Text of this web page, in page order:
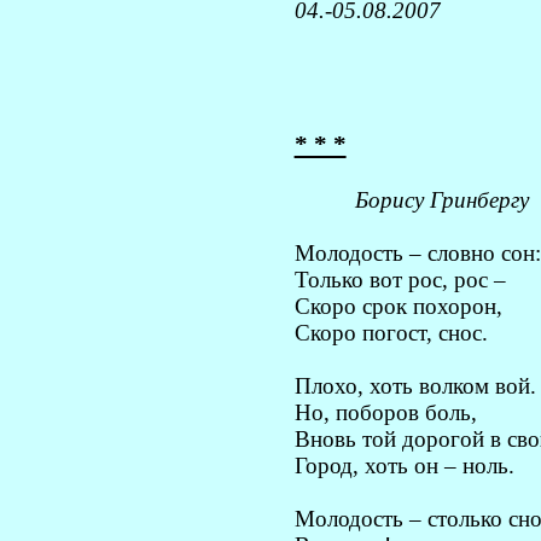
04.-05.08.2007
* * *
Борису Гринбергу
Молодость – словно сон:
Только вот рос, рос –
Скоро срок похорон,
Скоро погост, снос.
Плохо, хоть волком вой.
Но, поборов боль,
Вновь той дорогой в
Город, хоть он – ноль.
Молодость – столько